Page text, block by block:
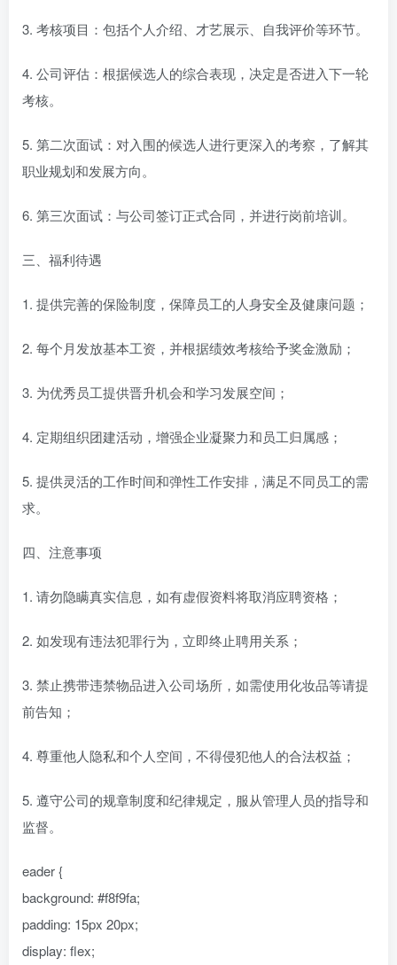
3. 考核项目：包括个人介绍、才艺展示、自我评价等环节。
4. 公司评估：根据候选人的综合表现，决定是否进入下一轮
考核。
5. 第二次面试：对入围的候选人进行更深入的考察，了解其
职业规划和发展方向。
6. 第三次面试：与公司签订正式合同，并进行岗前培训。
三、福利待遇
1. 提供完善的保险制度，保障员工的人身安全及健康问题；
2. 每个月发放基本工资，并根据绩效考核给予奖金激励；
3. 为优秀员工提供晋升机会和学习发展空间；
4. 定期组织团建活动，增强企业凝聚力和员工归属感；
5. 提供灵活的工作时间和弹性工作安排，满足不同员工的需
求。
四、注意事项
1. 请勿隐瞒真实信息，如有虚假资料将取消应聘资格；
2. 如发现有违法犯罪行为，立即终止聘用关系；
3. 禁止携带违禁物品进入公司场所，如需使用化妆品等请提
前告知；
4. 尊重他人隐私和个人空间，不得侵犯他人的合法权益；
5. 遵守公司的规章制度和纪律规定，服从管理人员的指导和
监督。
eader {
background: #f8f9fa;
padding: 15px 20px;
display: flex;